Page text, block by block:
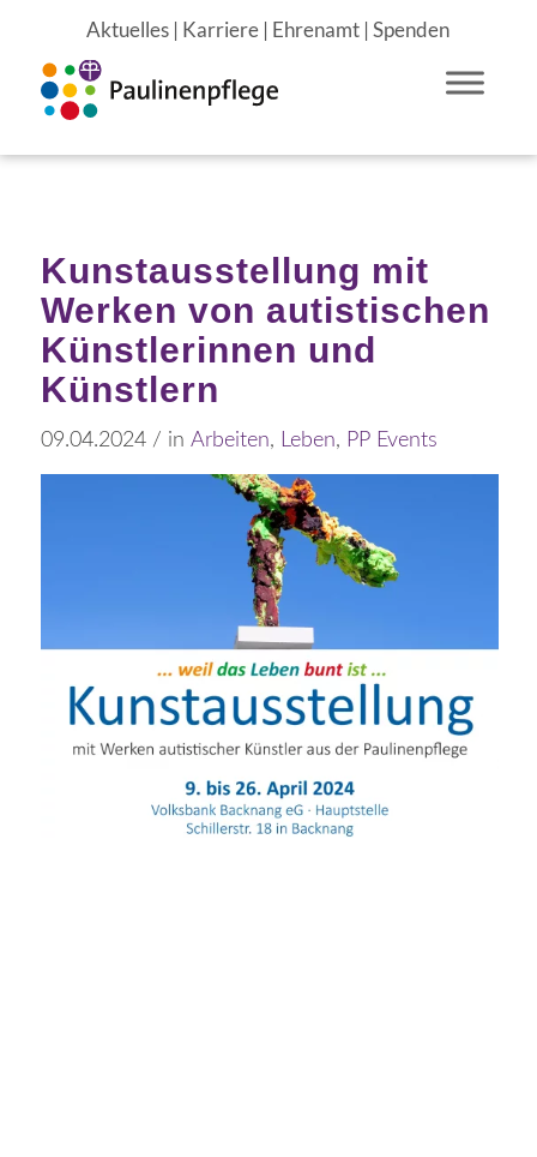
Aktuelles | Karriere | Ehrenamt |Spenden
Kunstausstellung mit
Werken von autistischen
Künstlerinnen und
Künstlern
09.04.2024 / in Arbeiten, Leben, PP Events